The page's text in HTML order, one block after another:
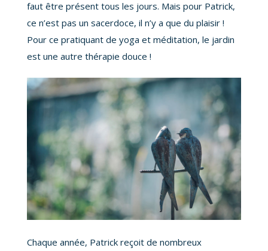
faut être présent tous les jours. Mais pour Patrick,
ce n’est pas un sacerdoce, il n’y a que du plaisir !
Pour ce pratiquant de yoga et méditation, le jardin
est une autre thérapie douce !
Chaque année, Patrick reçoit de nombreux